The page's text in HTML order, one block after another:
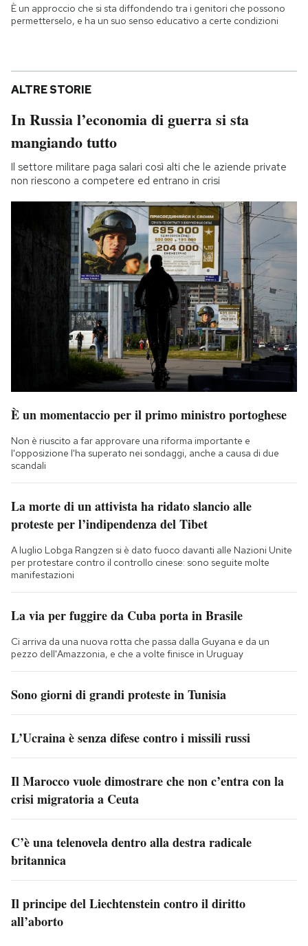
È un approccio che si sta diffondendo tra i genitori che possono
permetterselo, e ha un suo senso educativo a certe condizioni
ALTRE STORIE
In Russia l’economia di guerra si sta
mangiando tutto
Il settore militare paga salari così alti che le aziende private
non riescono a competere ed entrano in crisi
È un momentaccio per il primo ministro portoghese
Non è riuscito a far approvare una riforma importante e
l'opposizione l'ha superato nei sondaggi, anche a causa di due
scandali
La morte di un attivista ha ridato slancio alle
proteste per l’indipendenza del Tibet
A luglio Lobga Rangzen si è dato fuoco davanti alle Nazioni Unite
per protestare contro il controllo cinese: sono seguite molte
manifestazioni
La via per fuggire da Cuba porta in Brasile
Ci arriva da una nuova rotta che passa dalla Guyana e da un
pezzo dell'Amazzonia, e che a volte finisce in Uruguay
Sono giorni di grandi proteste in Tunisia
L’Ucraina è senza difese contro i missili russi
Il Marocco vuole dimostrare che non c’entra con la
crisi migratoria a Ceuta
C’è una telenovela dentro alla destra radicale
britannica
Il principe del Liechtenstein contro il diritto
all’aborto